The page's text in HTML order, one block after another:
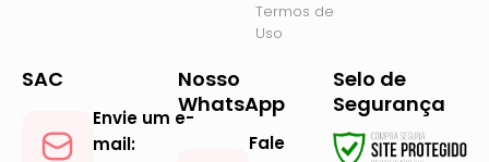
Termos de
Uso
SAC
Envie um e-
mail:
Nosso
WhatsApp
Fale
Selo de
Segurança